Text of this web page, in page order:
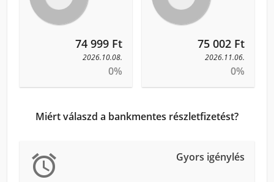
74 999 Ft
2026.10.08.
0%
75 002 Ft
2026.11.06.
0%
Miért válaszd a bankmentes részletfizetést?
 Gyors igénylés